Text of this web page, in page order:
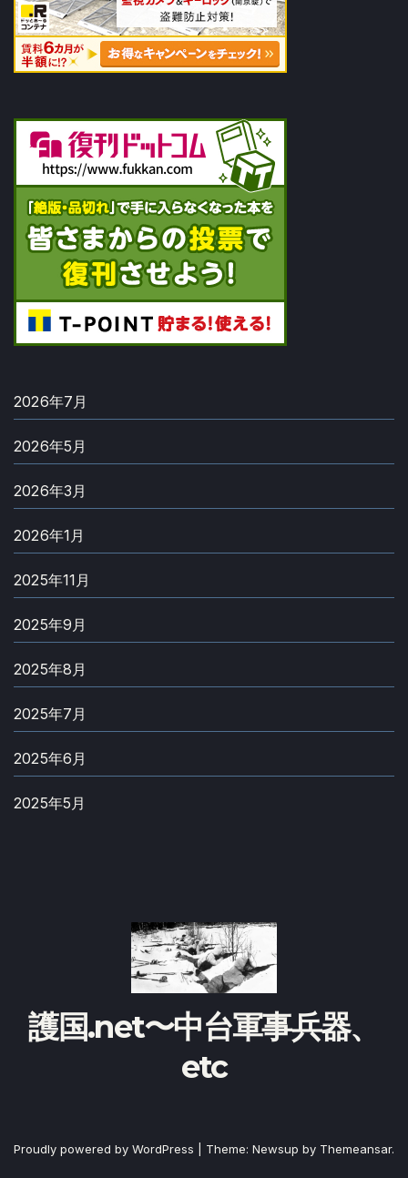
2026年7月
2026年5月
2026年3月
2026年1月
2025年11月
2025年9月
2025年8月
2025年7月
2025年6月
2025年5月
護国.net〜中台軍事兵器、
etc
Proudly powered by WordPress Theme: Newsup by Themeansar.